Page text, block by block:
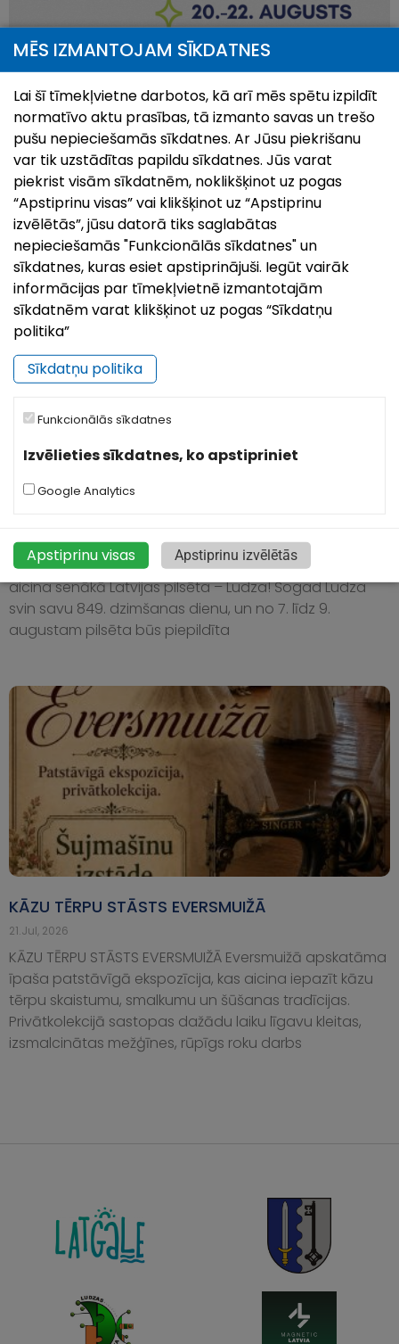
Pilsētas svētki`26 | Zilupei 95
28.Jul, 2026
Vasaras izskaņā, no 20. līdz 22. augustam, Zilupe aicina
ciemos, lai kopā atzīmētu pilsētas 95 gadu jubileju! Trīs
dienu garumā pilsētas ielas un laukumus piepildīs
notikumi, kas caur dziesmām, sporta
26.Jul, 2026
Kā ierasts, augusta otrajā nedēļas nogalē uz svētkiem
aicina senākā Latvijas pilsēta – Ludza! Šogad Ludza
svin savu 849. dzimšanas dienu, un no 7. līdz 9.
augustam pilsēta būs piepildīta
KĀZU TĒRPU STĀSTS EVERSMUIŽĀ
21.Jul, 2026
KĀZU TĒRPU STĀSTS EVERSMUIŽĀ Eversmuižā apskatāma
īpaša patstāvīgā ekspozīcija, kas aicina iepazīt kāzu
tērpu skaistumu, smalkumu un šūšanas tradīcijas.
Privātkolekcijā sastopas dažādu laiku līgavu kleitas,
izsmalcinātas mežģīnes, rūpīgs roku darbs
MĒS IZMANTOJAM SĪKDATNES
Lai šī tīmekļvietne darbotos, kā arī mēs spētu izpildīt
normatīvo aktu prasības, tā izmanto savas un trešo
pušu nepieciešamās sīkdatnes. Ar Jūsu piekrišanu
var tik uzstādītas papildu sīkdatnes. Jūs varat
piekrist visām sīkdatnēm, noklikšķinot uz pogas
“Apstiprinu visas” vai klikšķinot uz “Apstiprinu
izvēlētās”, jūsu datorā tiks saglabātas
nepieciešamās "Funkcionālās sīkdatnes" un
sīkdatnes, kuras esiet apstiprinājuši. Iegūt vairāk
informācijas par tīmekļvietnē izmantotajām
sīkdatnēm varat klikšķinot uz pogas “Sīkdatņu
politika”
Sīkdatņu politika
Funkcionālās sīkdatnes
Izvēlieties sīkdatnes, ko apstipriniet
Google Analytics
Apstiprinu visas Apstiprinu izvēlētās